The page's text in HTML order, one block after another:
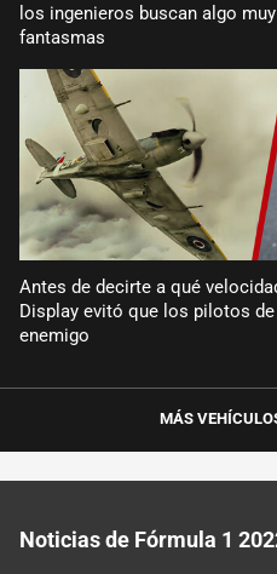
los ingenieros buscan algo
fantasmas
Antes de decirte a qué
Display evitó que los pilotos de
enemigo
MÁS
Noticias de Fórmula 1